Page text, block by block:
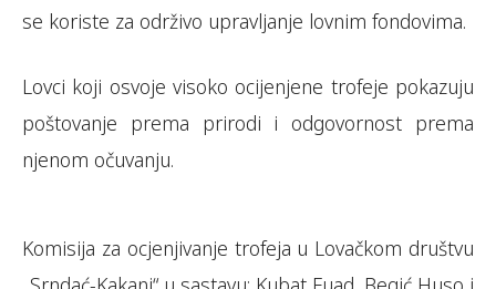
se koriste za održivo upravljanje lovnim fondovima.
Lovci koji osvoje visoko ocijenjene trofeje pokazuju
poštovanje prema prirodi i odgovornost prema
njenom očuvanju.
Komisija za ocjenjivanje trofeja u Lovačkom društvu